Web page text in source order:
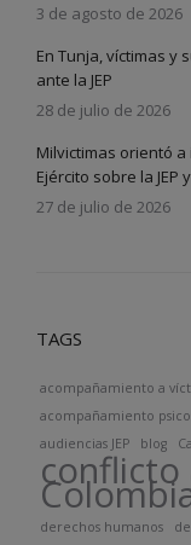
3 de agosto de 2026
En Tunja, víctimas y
ante la JEP
28 de julio de 2026
Milvictimas orientó
Ejército sobre la
27 de julio de 2026
TAGS
acompañamiento a
acompañamiento
audiencias JEP
blog
derechos humanos